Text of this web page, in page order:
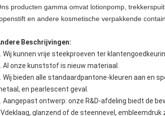
producten gamma omvat lotionpomp,
en andere kosmetische verpakkende
Beschrijvingen:
. Wij kunnen vrije steekproeven ter
. Al onze kunststof is nieuw materiaal.
. Wij bieden alle standaardpantone-kleuren aan en
en pearlescent geval.
. Aangepast ontwerp: onze R&D-afdeling biedt de
glanzend of de steennevel,